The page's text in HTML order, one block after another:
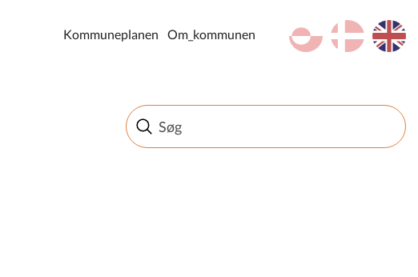
en
da
kl-GL
Kommuneplanen Om_kommunen